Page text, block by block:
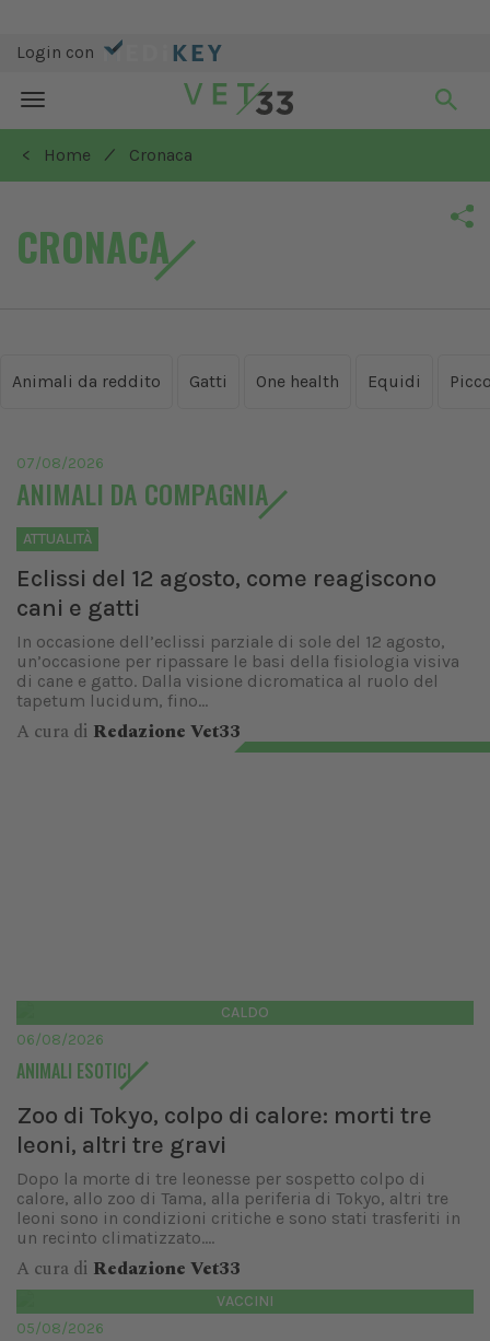
Login con
Toggle
navigation
< Home
/ Cronaca
CRONACA
Animali da reddito Gatti One health Equidi
07/08/2026
ANIMALI DA COMPAGNIA
ATTUALITÀ
Eclissi del 12 agosto, come reagiscono
cani e gatti
In occasione dell’eclissi parziale di sole del 12 agosto,
un’occasione per ripassare le basi della fisiologia visiva
di cane e gatto. Dalla visione dicromatica al ruolo del
tapetum lucidum, fino...
A cura di Redazione Vet33
CALDO
06/08/2026
ANIMALI ESOTICI
Zoo di Tokyo, colpo di calore: morti tre
leoni, altri tre gravi
Dopo la morte di tre leonesse per sospetto colpo di
calore, allo zoo di Tama, alla periferia di Tokyo, altri tre
leoni sono in condizioni critiche e sono stati trasferiti in
un recinto climatizzato....
A cura di Redazione Vet33
VACCINI
05/08/2026